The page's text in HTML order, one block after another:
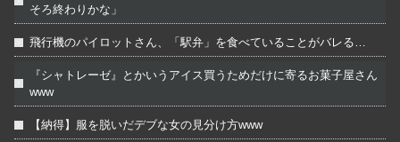
そろ終わりかな」
飛行機のパイロットさん、「駅弁」を食べていることがバレる…
『シャトレーゼ』とかいうアイス買うためだけに寄るお菓子屋さん
www
【納得】服を脱いだデブな女の見分け方www